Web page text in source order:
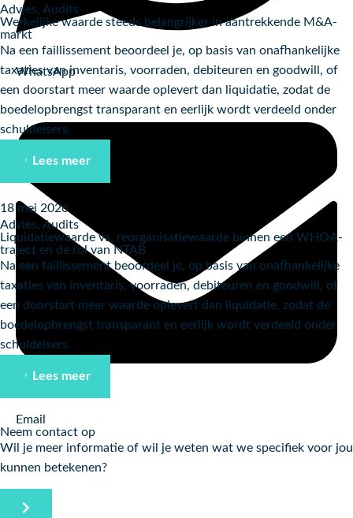
WhatsApp
Email
Advies, Audits
Werkelijke waarde steeds belangrijker in aantrekkende M&A-
markt
Na een faillissement beoordeel je, op basis van onafhankelijke
taxaties van inventaris, voorraden, debiteuren en goodwill, of
een doorstart meer waarde oplevert dan liquidatie, zodat de
boedelopbrengst transparant en eerlijk wordt verdeeld onder
schuldeisers.
Lees meer
18 mei 2026
Advies, Audits
Liquidatiewaarde vs. reorganisatiewaarde binnen een WHOA-
traject en de rol van NTAB
Na een faillissement beoordeel je, op basis van onafhankelijke
taxaties van inventaris, voorraden, debiteuren en goodwill, of
een doorstart meer waarde oplevert dan liquidatie, zodat de
boedelopbrengst transparant en eerlijk wordt verdeeld onder
schuldeisers.
Lees meer
Neem contact op
Wil je meer informatie of wil je weten wat we specifiek voor jou
kunnen betekenen?